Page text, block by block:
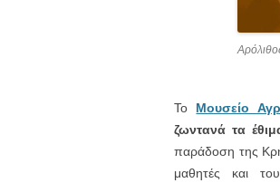
Το Μουσείο
ζωντανά τα
παράδοση της
μαθητές και